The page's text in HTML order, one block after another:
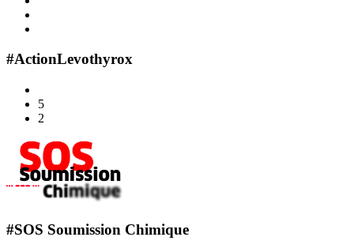
#ActionLevothyrox
5
2
#SOS Soumission Chimique